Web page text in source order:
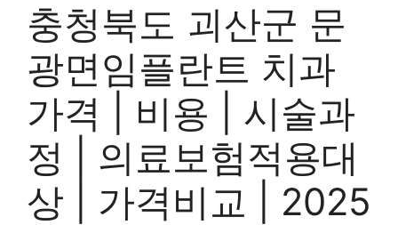
충청북도 괴산군 문
광면임플란트 치과
가격 | 비용 | 시술과
정 | 의료보험적용대
상 | 가격비교 | 2025